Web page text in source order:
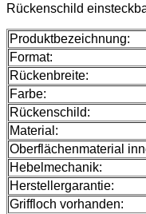
Rückenschild
Produktbezeichnung:
Format:
Rückenbreite:
Farbe:
Rückenschild:
Material:
Oberflächenmaterial
Hebelmechanik:
Herstellergarantie:
Griffloch vorhanden: